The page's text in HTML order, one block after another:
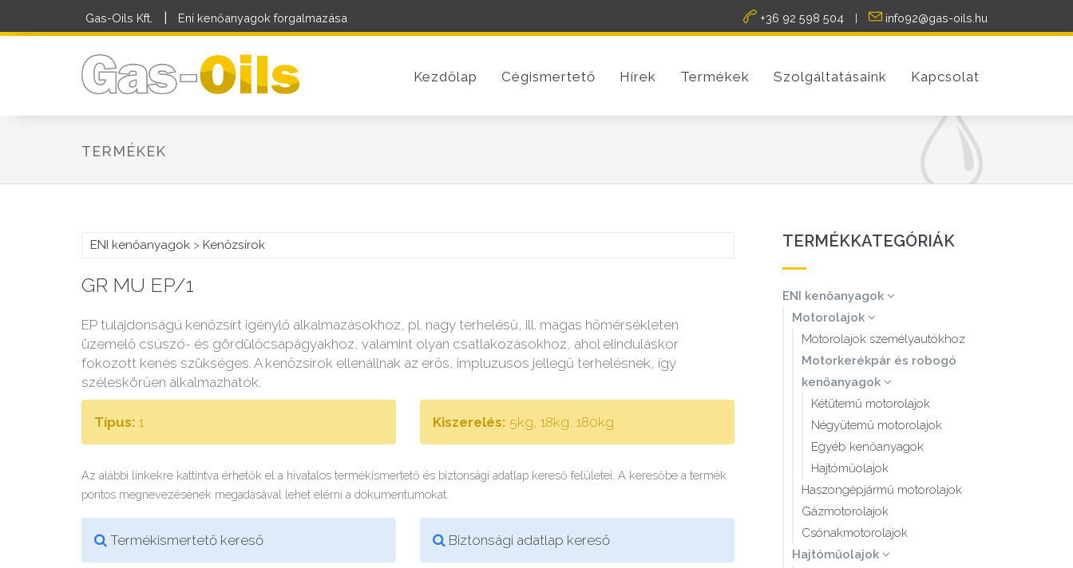
Gas-Oils Kft. Eni kenőanyagok forgalmazása +36 92 598 504 info92@gas-oils.hu
Kezdőlap Cégismertető Hírek Termékek Szolgáltatásaink Kapcsolat
TERMÉKEK
ENI kenőanyagok > Kenőzsírok
GR MU EP/1
EP tulajdonságú kenőzsírt igénylő alkalmazásokhoz, pl. nagy terhelésű, ill. magas hőmérsékleten
üzemelő csúszó- és gördülőcsapágyakhoz, valamint olyan csatlakozásokhoz, ahol elinduláskor
fokozott kenés szükséges. A kenőzsírok ellenállnak az erős, impluzusos jellegű terhelésnek, így
széleskörűen alkalmazhatók.
Típus: 1 Kiszerelés: 5kg, 18kg, 180kg
Az alábbi linkekre kattintva érhetők el a hivatalos termékismertető és biztonsági adatlap kereső felületei. A keresőbe a termék
pontos megnevezésének megadásával lehet elérni a dokumentumokat.
Termékismertető kereső Biztonsági adatlap kereső
TERMÉKKATEGÓRIÁK
ENI kenőanyagok
Motorolajok
Motorolajok személyautókhoz
Motorkerékpár és robogó
kenőanyagok
Kétütemű motorolajok
Négyütemű motorolajok
Egyéb kenőanyagok
Hajtóműolajok
Haszongépjármű motorolajok
Gázmotorolajok
Csónakmotorolajok
Hajtóműolajok